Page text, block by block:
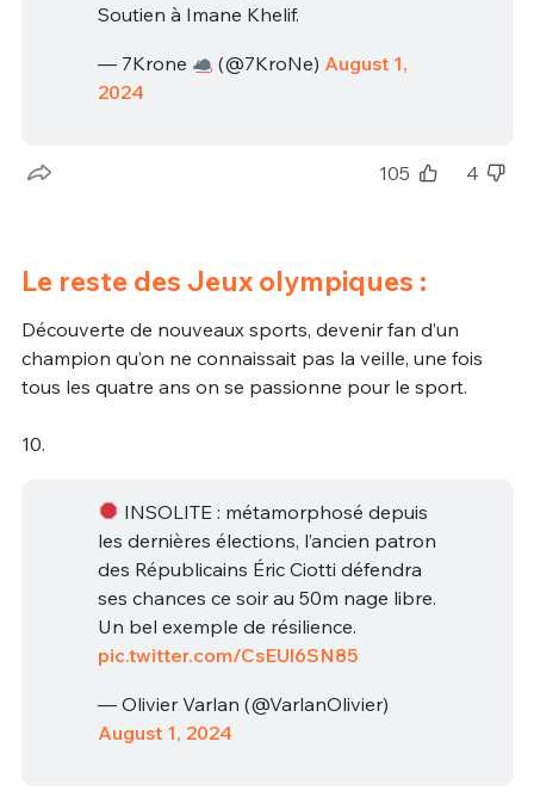
Soutien à Imane Khelif.
— 7Krone (@7KroNe) August 1,
2024
105 4
Le reste des Jeux olympiques :
Découverte de nouveaux sports, devenir fan d’un
champion qu’on ne connaissait pas la veille, une fois
tous les quatre ans on se passionne pour le sport.
10.
INSOLITE : métamorphosé depuis
les dernières élections, l’ancien patron
des Républicains Éric Ciotti défendra
ses chances ce soir au 50m nage libre.
Un bel exemple de résilience.
pic.twitter.com/CsEUl6SN85
— Olivier Varlan (@VarlanOlivier)
August 1, 2024